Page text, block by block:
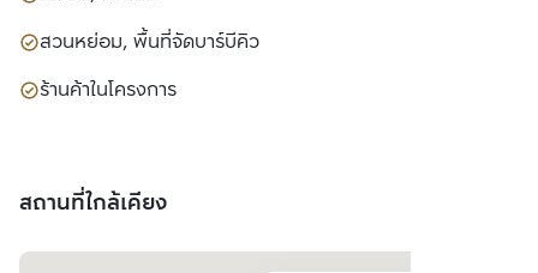
สวนหย่อม, พื้นที่จัดบาร์บีคิว
ร้านค้าในโครงการ
สถานที่ใกล้เคียง